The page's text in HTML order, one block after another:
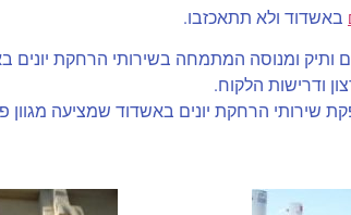
באשדוד ולא תתאכזבו.
ותיק ומנוסה המתמחה בשירותי הרחקת
ודרישות הלקוח.
שירותי הרחקת יונים באשדוד שמציעה מגוון